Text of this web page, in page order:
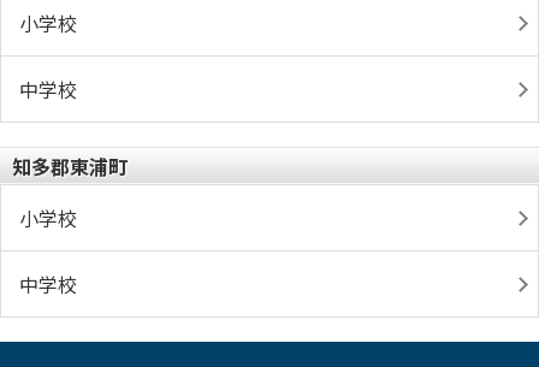
小学校
中学校
知多郡東浦町
小学校
中学校